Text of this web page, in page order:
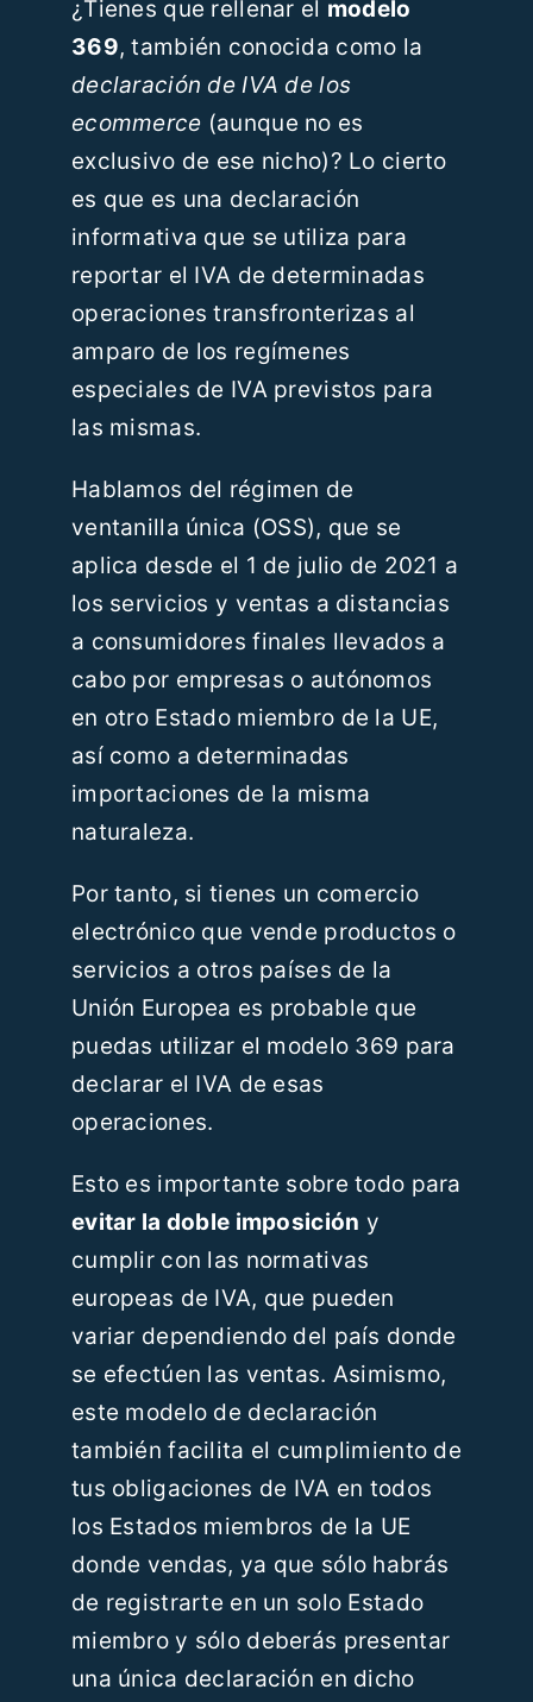
Recursos
¿Tienes que rellenar el modelo
369, también conocida como la
declaración de IVA de los
ecommerce (aunque no es
exclusivo de ese nicho)? Lo cierto
es que es una declaración
informativa que se utiliza para
reportar el IVA de determinadas
operaciones transfronterizas al
amparo de los regímenes
especiales de IVA previstos para
las mismas.
Hablamos del régimen de
ventanilla única (OSS), que se
aplica desde el 1 de julio de 2021 a
los servicios y ventas a distancias
a consumidores finales llevados a
cabo por empresas o autónomos
en otro Estado miembro de la UE,
así como a determinadas
importaciones de la misma
naturaleza.
Por tanto, si tienes un comercio
electrónico que vende productos o
servicios a otros países de la
Unión Europea es probable que
puedas utilizar el modelo 369 para
declarar el IVA de esas
operaciones.
Esto es importante sobre todo para
evitar la doble imposición y
cumplir con las normativas
europeas de IVA, que pueden
variar dependiendo del país donde
se efectúen las ventas. Asimismo,
este modelo de declaración
también facilita el cumplimiento de
tus obligaciones de IVA en todos
los Estados miembros de la UE
donde vendas, ya que sólo habrás
de registrarte en un solo Estado
miembro y sólo deberás presentar
una única declaración en dicho